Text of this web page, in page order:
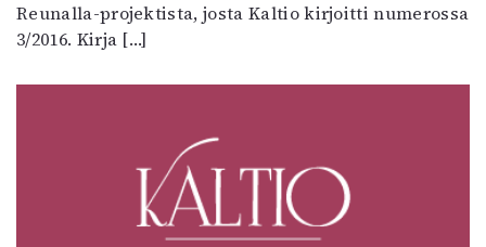
Reunalla-projektista, josta Kaltio kirjoitti numerossa
3/2016. Kirja […]